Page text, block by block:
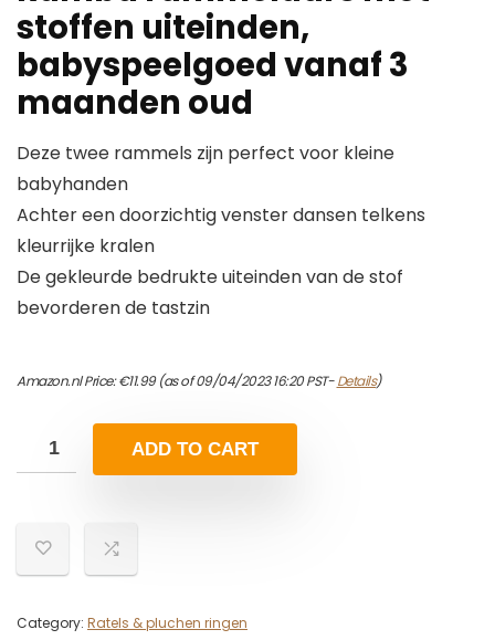
stoffen uiteinden,
babyspeelgoed vanaf 3
maanden oud
Deze twee rammels zijn perfect voor kleine
babyhanden
Achter een doorzichtig venster dansen telkens
kleurrijke kralen
De gekleurde bedrukte uiteinden van de stof
bevorderen de tastzin
Amazon.nl Price:€11.99(as of 09/04/2023 16:20 PST-Details)
ADD TO CART
Category: Ratels & pluchen ringen